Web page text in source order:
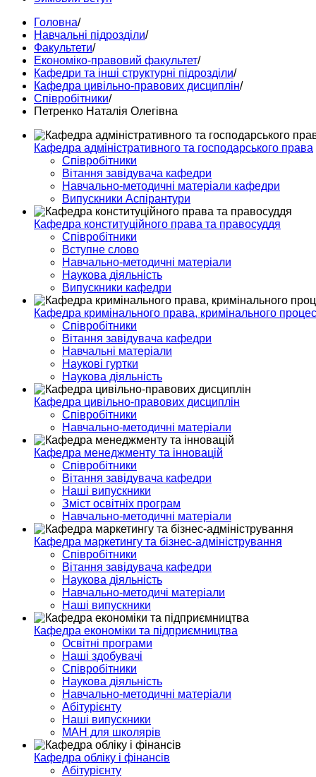
Головна/
Навчальні підрозділи/
Факультети/
Економіко-правовий факультет/
Кафедри та інші структурні підрозділи/
Кафедра цивільно-правових дисциплін/
Співробітники/
Петренко Наталія Олегівна
Кафедра адміністративного та господарського права
Співробітники
Вітання завідувача кафедри
Навчально-методичні матеріали кафедри
Випускники Аспірантури
Кафедра конституційного права та правосуддя
Співробітники
Вступне слово
Навчально-методичні матеріали
Наукова діяльність
Випускники кафедри
Кафедра кримінального права, кримінального
Співробітники
Вітання завідувача кафедри
Навчальні матеріали
Наукові гуртки
Наукова діяльність
Кафедра цивільно-правових дисциплін
Співробітники
Навчально-методичні матеріали
Кафедра менеджменту та інновацій
Співробітники
Вітання завідувача кафедри
Наші випускники
Зміст освітніх програм
Навчально-методичні матеріали
Кафедра маркетингу та бізнес-адміністрування
Співробітники
Вітання завідувача кафедри
Наукова діяльність
Навчально-методичі матеріали
Наші випускники
Кафедра економіки та підприємництва
Освітні програми
Наші здобувачі
Співробітники
Наукова діяльність
Навчально-методичні матеріали
Абітурієнту
Наші випускники
МАН для школярів
Кафедра обліку і фінансів
Абітурієнту